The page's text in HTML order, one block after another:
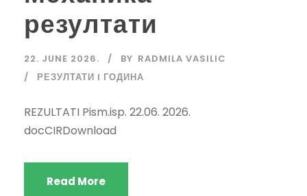
резултати
22. JUNE 2026. BY RADMILA VASILIC
РЕЗУЛТАТИ I ГОДИНА
REZULTATI Pism.isp. 22.06. 2026.
docCIRDownload
Read More